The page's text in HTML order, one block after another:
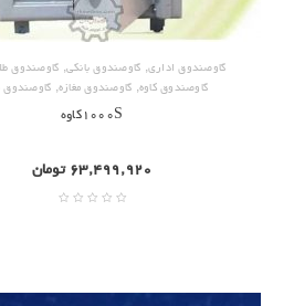
گاوصندوق اداری, گاوصندوق بانکی, گاوصندوق
گاوصندوق کاوه, گاوصندوق مغازه, گاوصندوق
۱۰۰۰Sکاوه
۶۳,۴۹۹,۹۲۰ تومان